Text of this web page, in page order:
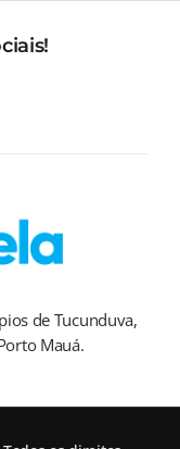
de Tucunduva,
Mauá.